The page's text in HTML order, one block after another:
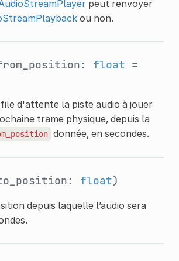
peut renvoyer
ou non.
float =
d'attente la piste audio à jouer
trame physique, depuis la
donnée, en secondes.
float)
depuis laquelle l’audio sera